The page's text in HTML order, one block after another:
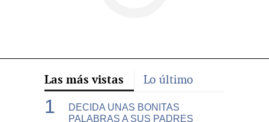
Las más vistas Lo último
DECIDA UNAS BONITAS
PALABRAS A SUS PADRES